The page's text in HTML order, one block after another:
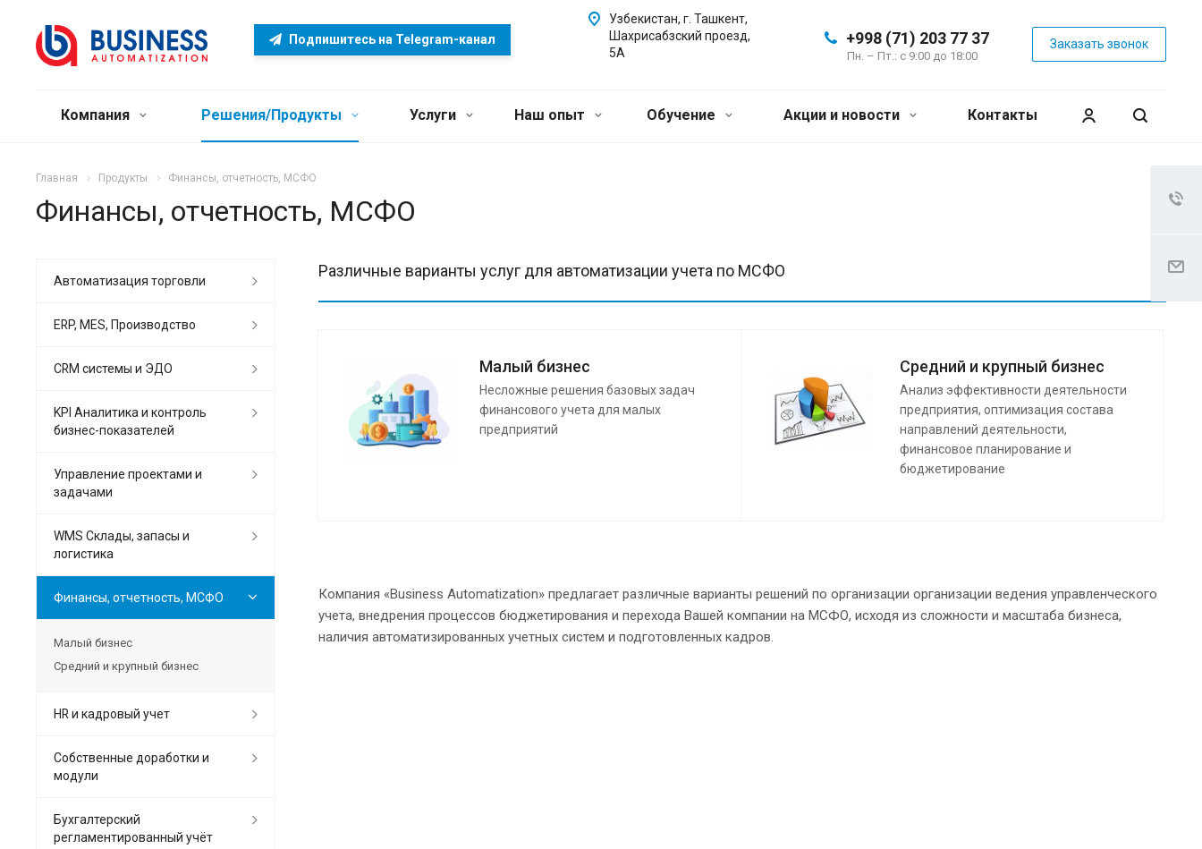
Подпишитесь на Telegram-канал +998 (71) 203 77 37
Пн. – Пт.: с 9:00 до 18:00
Заказать звонок
Узбекистан, г. Ташкент,
Шахрисабзский проезд,
5А
Компания Решения/Продукты Услуги Наш опыт Обучение Акции и новости Контакты
Главная Продукты Финансы, отчетность, МСФО
Финансы, отчетность, МСФО
Различные варианты услуг для автоматизации учета по МСФО
Малый бизнес
Несложные решения базовых задач
финансового учета для малых
предприятий
Средний и крупный бизнес
Анализ эффективности деятельности
предприятия, оптимизация состава
направлений деятельности,
финансовое планирование и
бюджетирование
Компания «Business Automatization» предлагает различные варианты решений по организации организации ведения управленческого
учета, внедрения процессов бюджетирования и перехода Вашей компании на МСФО, исходя из сложности и масштаба бизнеса,
наличия автоматизированных учетных систем и подготовленных кадров.
Автоматизация торговли
ERP, MES, Производство
CRM системы и ЭДО
KPI Аналитика и контроль
бизнес-показателей
Управление проектами и
задачами
WMS Склады, запасы и
логистика
Финансы, отчетность, МСФО
Малый бизнес
Средний и крупный бизнес
HR и кадровый учет
Собственные доработки и
модули
Бухгалтерский
регламентированный учёт